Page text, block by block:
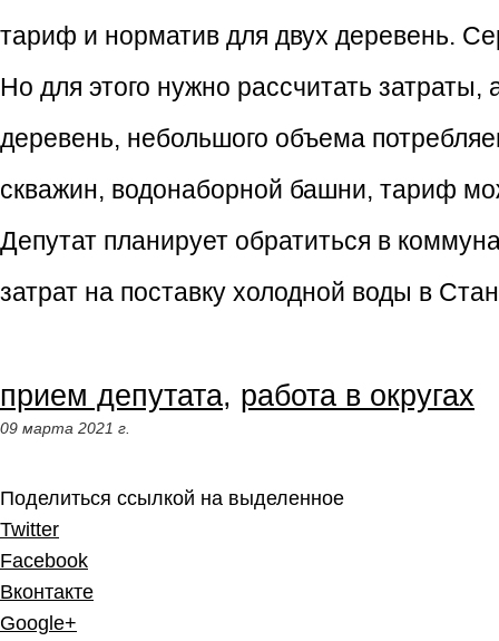
тариф и норматив для двух деревень.
Но для этого нужно рассчитать
деревень, небольшого объема
скважин, водонаборной башни, тариф
Депутат планирует обратиться в
затрат на поставку холодной воды в
прием депутата, работа в округах
09 марта 2021 г.
Поделиться ссылкой на выделенное
Twitter
Facebook
Вконтакте
Google+